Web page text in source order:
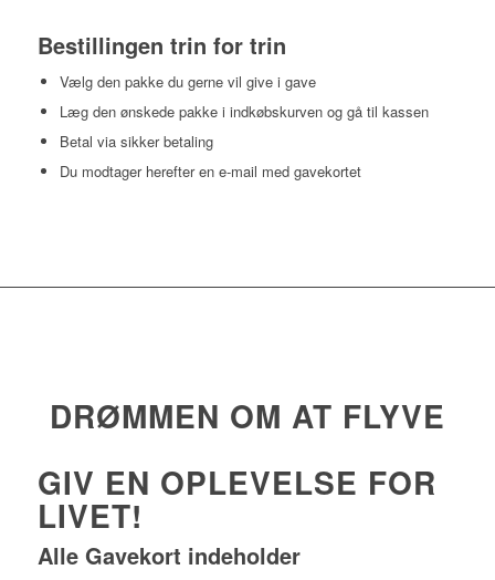
Bestillingen trin for trin
Vælg den pakke du gerne vil give i gave
Læg den ønskede pakke i indkøbskurven og gå til kassen
Betal via sikker betaling
Du modtager herefter en e-mail med gavekortet
DRØMMEN OM AT FLYVE
GIV EN OPLEVELSE FOR
LIVET!
Alle Gavekort indeholder